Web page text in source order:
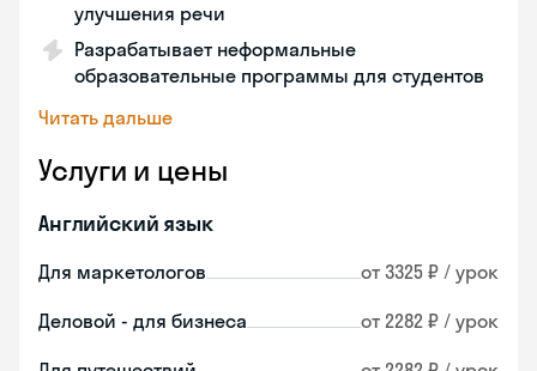
улучшения речи
Разрабатывает неформальные
образовательные программы для студентов
Читать дальше
Услуги и цены
Английский язык
Для маркетологов от 3325 ₽ / урок
Деловой - для бизнеса от 2282 ₽ / урок